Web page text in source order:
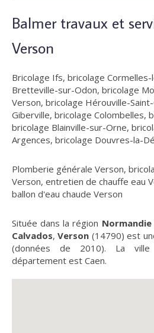
Balmer travaux et
Verson
Bricolage Ifs, bricolage Cormelles-
Bretteville-sur-Odon, bricolage
Verson, bricolage Hérouville-
Giberville, bricolage Colombelles,
bricolage Blainville-sur-Orne,
Argences, bricolage Douvres-la-
Plomberie générale Verson,
Verson, entretien de chauffe eau
ballon d'eau chaude Verson
Située dans la région Normandie
Calvados,Verson (14790) est
(données de 2010). La
département est Caen.